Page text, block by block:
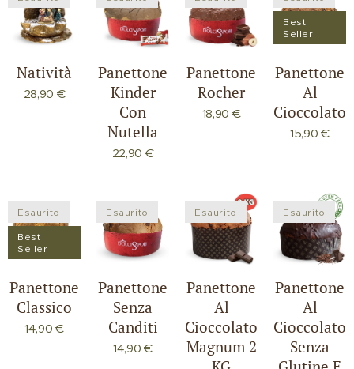
Natività
28,90 €
Panettone
Kinder
Con
Nutella
22,90 €
Panettone
Rocher
18,90 €
Panettone
Al
Cioccolato
Best
Seller
15,90 €
Panettone
Classico
Esaurito
Best
Seller
14,90 €
Panettone
Senza
Canditi
Esaurito
14,90 €
Panettone
Al
Cioccolato
Magnum 2
Esaurito
Panettone
Al
Cioccolato
Senza
Esaurito